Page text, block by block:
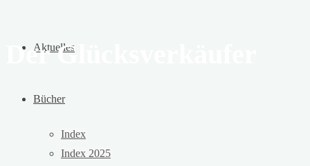
Aktuelles
Bücher
Index
Index 2025
Der Glücksverkäufer